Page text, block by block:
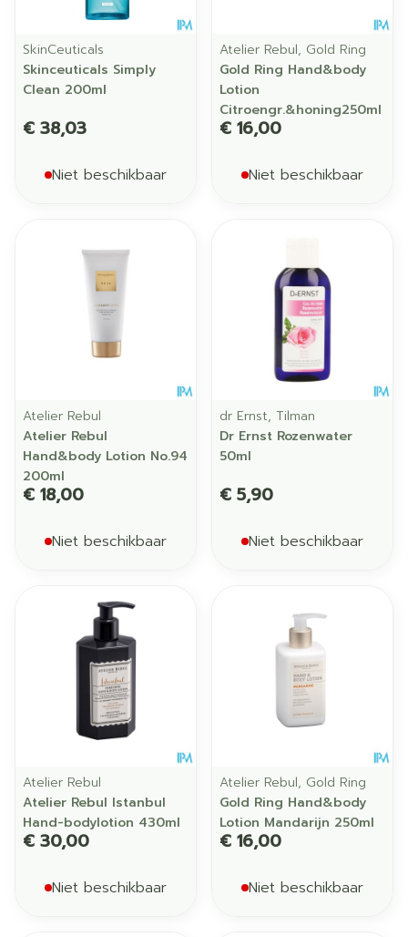
SkinCeuticals
Skinceuticals Simply
Clean 200ml
€ 38,03
Niet beschikbaar
Atelier Rebul, Gold Ring
Gold Ring Hand&body
Lotion
Citroengr.&honing250ml
€ 16,00
Niet beschikbaar
Atelier Rebul
Atelier Rebul
Hand&body Lotion No.94
200ml
€ 18,00
Niet beschikbaar
dr Ernst, Tilman
Dr Ernst Rozenwater
50ml
€ 5,90
Niet beschikbaar
Atelier Rebul
Atelier Rebul Istanbul
Hand-bodylotion 430ml
€ 30,00
Niet beschikbaar
Atelier Rebul, Gold Ring
Gold Ring Hand&body
Lotion Mandarijn 250ml
€ 16,00
Niet beschikbaar